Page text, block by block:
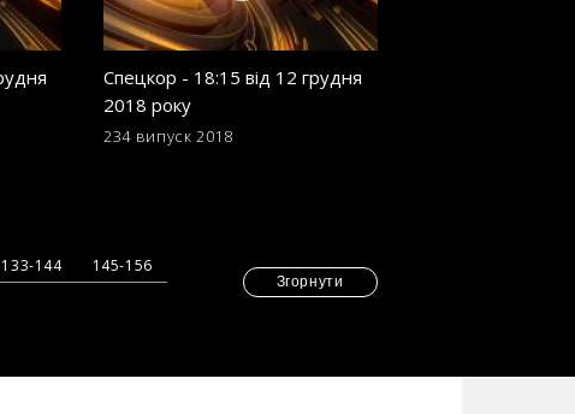
Спецкор - 18:15 від 12 грудня
2018 року
234 випуск 2018
133-144
145-156
Згорнути